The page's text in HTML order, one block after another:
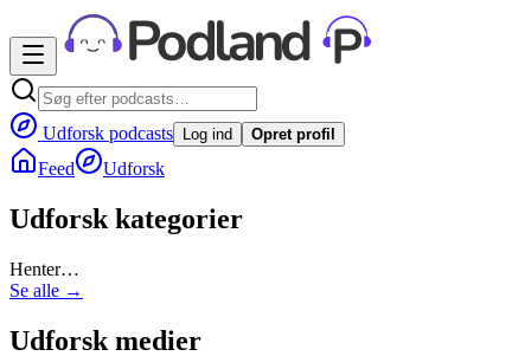
Udforsk podcasts Log ind Opret profil
Feed Udforsk
Udforsk kategorier
Henter…
Se alle →
Udforsk medier